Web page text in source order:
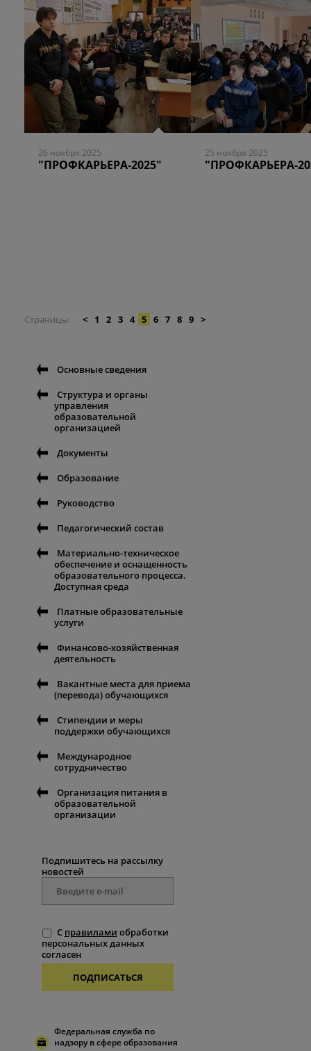
26 ноября 2025
"ПРОФКАРЬЕРА-2025"
25 ноября 2025
"ПРОФКАРЬЕРА-
Страницы < 1 2 3 4 5 6 7 8 9 >
Основные сведения
Структура и органы
управления
образовательной
организацией
Документы
Образование
Руководство
Педагогический состав
Материально-техническое
обеспечение и оснащенность
образовательного процесса.
Доступная среда
Платные образовательные
услуги
Финансово-хозяйственная
деятельность
Вакантные места для приема
(перевода) обучающихся
Стипендии и меры
поддержки обучающихся
Международное
сотрудничество
Организация питания в
образовательной
организации
Подпишитесь на рассылку
новостей
С правилами обработки
персональных данных
согласен
ПОДПИСАТЬСЯ
Федеральная служба по
надзору в сфере образования